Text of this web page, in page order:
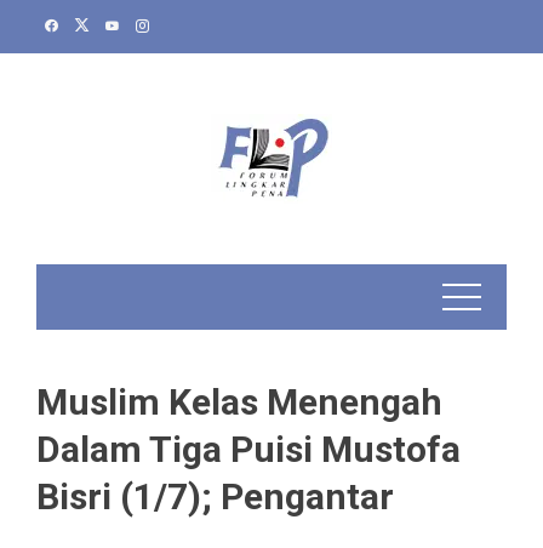
Muslim Kelas Menengah
Dalam Tiga Puisi Mustofa
Bisri (1/7); Pengantar